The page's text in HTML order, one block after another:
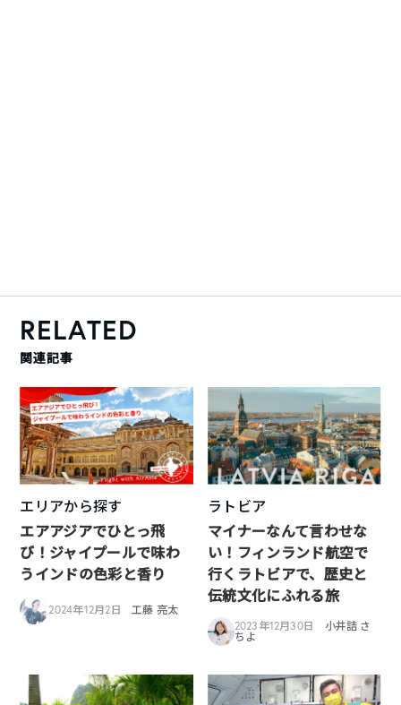
RELATED
関連記事
エリアから探す
エアアジアでひとっ飛
び！ジャイプールで味わ
うインドの色彩と香り
2024年12月2日 工藤 亮太
ラトビア
マイナーなんて言わせな
い！フィンランド航空で
行くラトビアで、歴史と
伝統文化にふれる旅
2023年12月30日
小井詰 さ
ちよ